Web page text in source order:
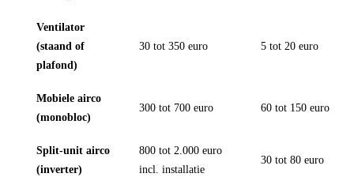
Ventilator
(staand of
plafond)
30 tot 350 euro 5 tot 20 euro
Mobiele airco
(monobloc)
300 tot 700 euro 60 tot 150 euro
Split-unit airco
(inverter)
800 tot 2.000 euro
incl. installatie
30 tot 80 euro